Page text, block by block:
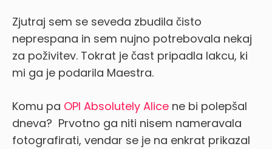
Zjutraj sem se seveda zbudila čisto
neprespana in sem nujno potrebovala nekaj
za poživitev. Tokrat je čast pripadla lakcu, ki
mi ga je podarila Maestra.
Komu pa OPI Absolutely Alice ne bi polepšal
dneva? Prvotno ga niti nisem nameravala
fotografirati, vendar se je na enkrat prikazal